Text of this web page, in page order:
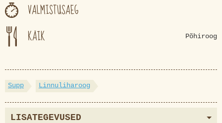
VALMISTUSAEG
KÄIK
Põhiroog
Supp Linnuliharoog
LISATEGEVUSED